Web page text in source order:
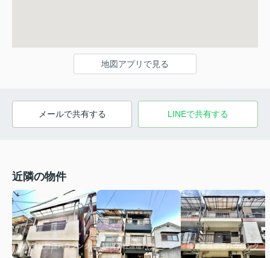
地図アプリで見る
メールで共有する LINEで共有する
近隣の物件